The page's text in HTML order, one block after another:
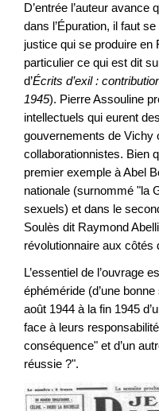
D’entrée l’auteur
dans l’Épuration, il faut
justice qui se produire en
particulier ce qui est dit
d’Écrits d’exil :
1945). Pierre Assouline
intellectuels qui eurent
gouvernements de Vichy
collaborationnistes. Bien
premier exemple à Abel
nationale (surnommé "la
sexuels) et dans le
Soulès dit Raymond
révolutionnaire aux côtés
L’essentiel de l’ouvrage
éphéméride (d’une
août 1944 à la fin 1945
face à leurs
conséquence" et d’un
réussie ?".